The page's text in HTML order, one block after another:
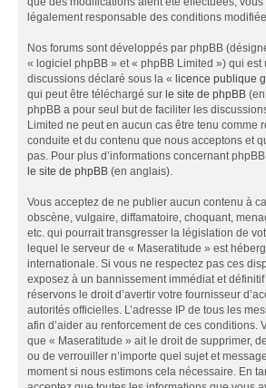
légalement responsable des conditions
Nos forums sont développés par phpBB
« logiciel phpBB » et « phpBB Limited ») qui est
discussions déclaré sous la « licence publique
qui peut être téléchargé sur le site de phpBB
phpBB a pour seul but de faciliter les
Limited ne peut en aucun cas être tenu comme
conduite et du contenu que nous acceptons et
pas. Pour plus d’informations concernant
le site de phpBB (en anglais).
Vous acceptez de ne publier aucun contenu à
obscène, vulgaire, diffamatoire, choquant,
etc. qui pourrait transgresser la législation de
lequel le serveur de « Maseratitude » est
internationale. Si vous ne respectez pas ces
exposez à un bannissement immédiat et
réservons le droit d’avertir votre fournisseur
autorités officielles. L’adresse IP de tous les
afin d’aider au renforcement de ces conditions.
que « Maseratitude » ait le droit de supprimer,
ou de verrouiller n’importe quel sujet et
moment si nous estimons cela nécessaire. En